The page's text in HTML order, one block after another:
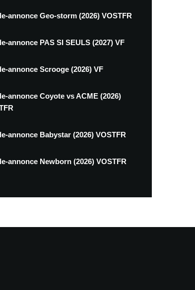
annonce Geo-storm (2026) VOSTFR
annonce PAS SI SEULS (2027) VF
annonce Scrooge (2026) VF
annonce Coyote vs ACME (2026)
annonce Babystar (2026) VOSTFR
annonce Newborn (2026) VOSTFR